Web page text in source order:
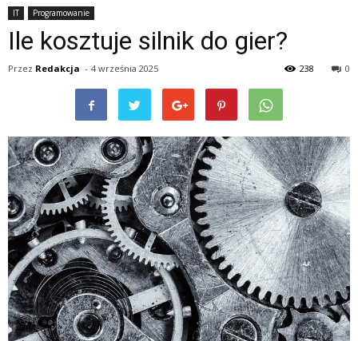
IT Programowanie
Ile kosztuje silnik do gier?
Przez Redakcja - 4 września 2025 0
238